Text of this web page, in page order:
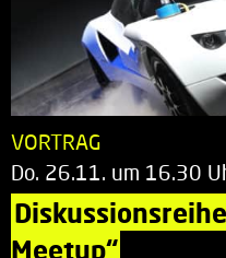
VORTRAG
Do. 26.11. um 16.30
Meetup“